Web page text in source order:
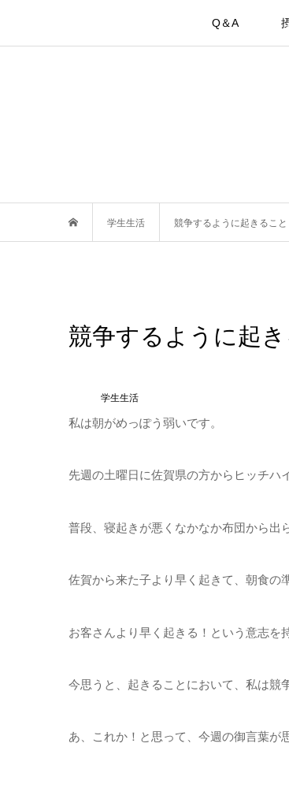
Q＆A
学生生活 競争するように起きること
競争するように起
学生生活
私は朝がめっぽう弱いです。
先週の土曜日に佐賀県の方からヒッチハ
普段、寝起きが悪くなかなか布団から出
佐賀から来た子より早く起きて、朝食の
お客さんより早く起きる！という意志を
今思うと、起きることにおいて、私は競
あ、これか！と思って、今週の御言葉が